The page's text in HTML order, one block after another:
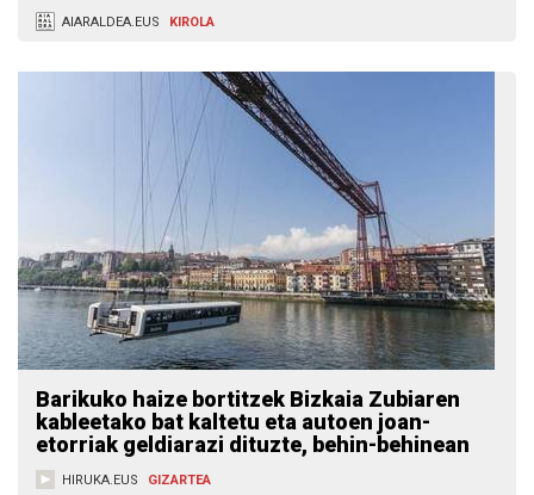
AIARALDEA.EUS KIROLA
Barikuko haize bortitzek Bizkaia Zubiaren
kableetako bat kaltetu eta autoen joan-
etorriak geldiarazi dituzte, behin-behinean
HIRUKA.EUS GIZARTEA